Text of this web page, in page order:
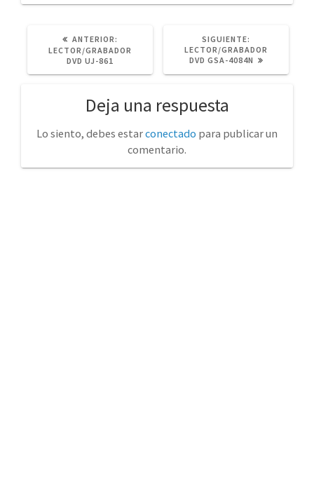
ANTERIOR:
ANTERIOR:
LECTOR/GRABADOR
DVD UJ-861
SIGUIENTE:
POST:
LECTOR/GRABADOR
DVD GSA-4084N
Deja una respuesta
Lo siento, debes estarconectado para publicar un
comentario.